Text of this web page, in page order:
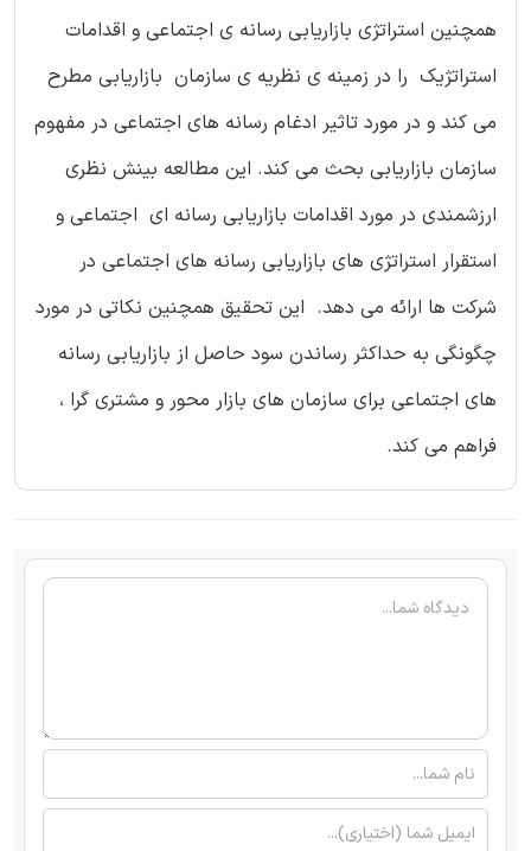
همچنین استراتژی بازاریابی رسانه ی اجتماعی و اقدامات
استراتژیک را در زمینه ی نظریه ی سازمان بازاریابی مطرح
می کند و در مورد تاثیر ادغام رسانه های اجتماعی در مفهوم
سازمان بازاریابی بحث می کند. این مطالعه بینش نظری
ارزشمندی در مورد اقدامات بازاریابی رسانه ای اجتماعی و
استقرار استراتژی های بازاریابی رسانه های اجتماعی در
شرکت ها ارائه می دهد. این تحقیق همچنین نکاتی در مورد
چگونگی به حداکثر رساندن سود حاصل از بازاریابی رسانه
های اجتماعی برای سازمان های بازار محور و مشتری گرا ،
فراهم می کند.